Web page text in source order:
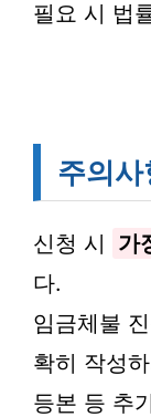
필요 시 법
주의사
신청 시 가
다.
임금체불
확히 작성
등본 등 추